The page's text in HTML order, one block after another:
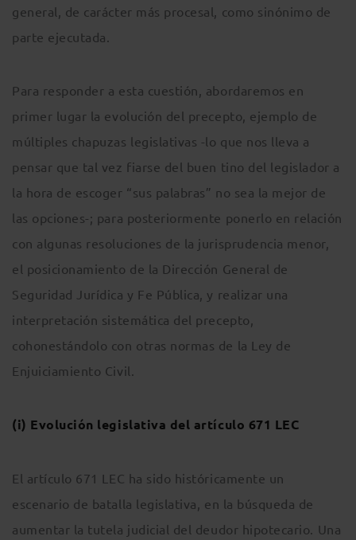
general, de carácter más procesal, como sinónimo de
parte ejecutada.
Para responder a esta cuestión, abordaremos en
primer lugar la evolución del precepto, ejemplo de
múltiples chapuzas legislativas -lo que nos lleva a
pensar que tal vez fiarse del buen tino del legislador a
la hora de escoger “sus palabras” no sea la mejor de
las opciones-; para posteriormente ponerlo en relación
con algunas resoluciones de la jurisprudencia menor,
el posicionamiento de la Dirección General de
Seguridad Jurídica y Fe Pública, y realizar una
interpretación sistemática del precepto,
cohonestándolo con otras normas de la Ley de
Enjuiciamiento Civil.
(i) Evolución legislativa del artículo 671 LEC
El artículo 671 LEC ha sido históricamente un
escenario de batalla legislativa, en la búsqueda de
aumentar la tutela judicial del deudor hipotecario. Una